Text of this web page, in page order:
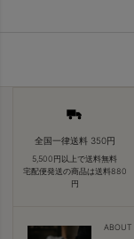
全国一律送料 350円
5,500円以上で送料無料
宅配便発送の商品は送料880
円
ABOUT